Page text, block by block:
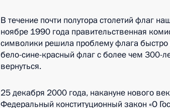
В течение почти полутора столетий флаг
ноябре 1990 года правительственная
символики решила проблему флага быстро
бело-сине-красный флаг с более чем 300-
вернуться.
25 декабря 2000 года, накануне нового
Федеральный конституционный закон «О